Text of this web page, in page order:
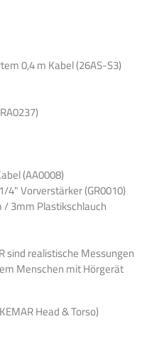
0,4 m Kabel (26AS-S3)
(AA0008)
Vorverstärker (GR0010)
3mm Plastikschlauch
sind realistische Messungen
Menschen mit Hörgerät
Head & Torso)